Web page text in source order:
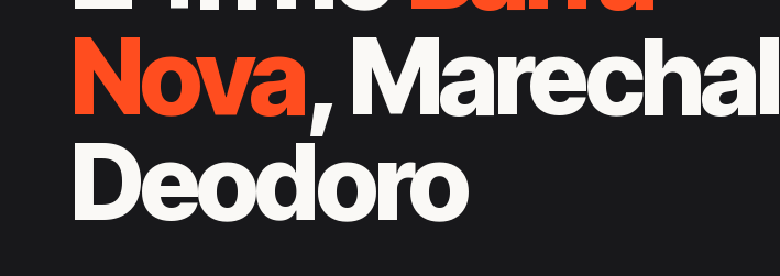
Nova, Marechal
Deodoro